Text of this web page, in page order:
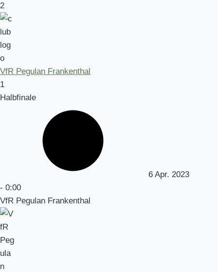
2
VfR Pegulan Frankenthal
1
Halbfinale
6 Apr. 2023
- 0:00
VfR Pegulan Frankenthal